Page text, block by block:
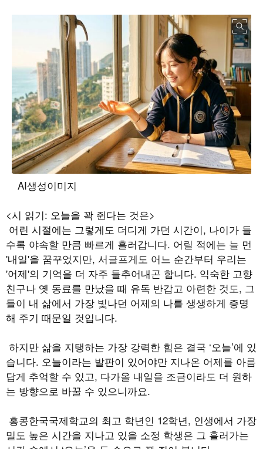
AI생성이미지
<시 읽기: 오늘을 꽉 쥔다는 것은>
어린 시절에는 그렇게도 더디게 가던 시간이, 나이가 들
수록 야속할 만큼 빠르게 흘러갑니다. 어릴 적에는 늘 먼
'내일'을 꿈꾸었지만, 서글프게도 어느 순간부터 우리는
'어제'의 기억을 더 자주 들추어내곤 합니다. 익숙한 고향
친구나 옛 동료를 만났을 때 유독 반갑고 아련한 것도, 그
들이 내 삶에서 가장 빛나던 어제의 나를 생생하게 증명
해 주기 때문일 것입니다.
하지만 삶을 지탱하는 가장 강력한 힘은 결국 ‘오늘’에 있
습니다. 오늘이라는 발판이 있어야만 지나온 어제를 아름
답게 추억할 수 있고, 다가올 내일을 조금이라도 더 원하
는 방향으로 바꿀 수 있으니까요.
홍콩한국국제학교의 최고 학년인 12학년, 인생에서 가장
밀도 높은 시간을 지나고 있을 소정 학생은 그 흘러가는